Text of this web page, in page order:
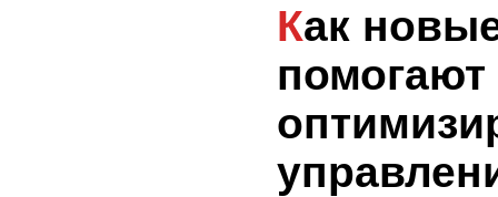
Как новые технологии
помогают